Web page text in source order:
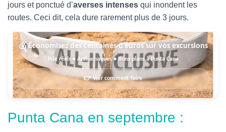
jours et ponctué d’averses intenses qui inondent les
routes. Ceci dit, cela dure rarement plus de 3 jours.
💰 Économisez des centaines d’euros sur vos excursions
Prix réels • Anti-arnaques • Bons plans à Punta Cana
👉 Voir comment faire
Punta Cana en septembre :